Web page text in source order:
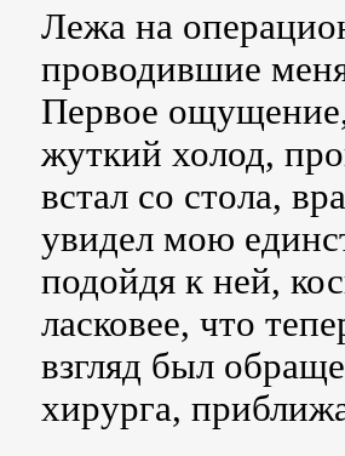
Лежа на
проводившие
Первое
жуткий холод,
встал со стола,
увидел мою
подойдя к ней,
ласковее, что
взгляд был
хирурга,